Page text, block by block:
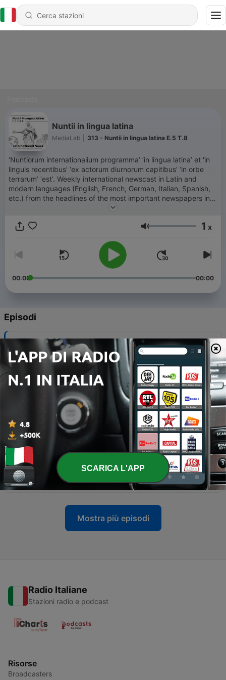
Nuntii in lingua latina
MediaLab 313 - Nuntii in lingua latina E.5 T.8
‘Nuntiorum internationalium programma’ ‘in lingua latina’ et 'in
linguis recentibus’ ‘ex actorum diurnorum capitibus’ ‘in orbe
terrarum’ ‘est’. Weekly international newscast in Latin and
modern languages (English, French, German, Italian, Spanish,
etc.) from the headlines of the most important newspapers in
Volume 1 x
00:00 00:00
Episodi
313 - Nuntii in lingua latina E.5 T.8
28 Set 2021
312 Nuntii in lingua latina E.4 T.8
20 Set 2021
Nuntii in lingua latina E.3 T.8
13 Set 2021
310 - Nuntii in lingua latina E.2 T.8
07 Set 2021
309 - Nuntii in lingua latina E.1 T.8
30 Ago 2021
Mostra più episodi
Radio Italiane
Stazioni radio e podcast
Risorse
Broadcasters
SCARICA L'APP